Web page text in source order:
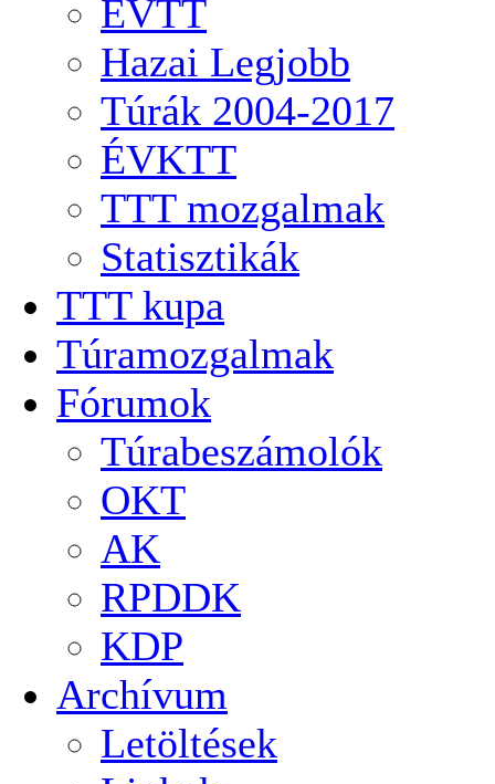
ÉVTT
Hazai Legjobb
Túrák 2004-2017
ÉVKTT
TTT mozgalmak
Statisztikák
TTT kupa
Túramozgalmak
Fórumok
Túrabeszámolók
OKT
AK
RPDDK
KDP
Archívum
Letöltések